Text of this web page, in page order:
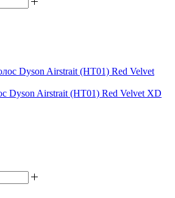
Dyson Airstrait (HT01) Red Velvet XD